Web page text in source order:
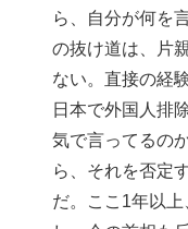
ら、自分が何を
の抜け道は、片
ない。直接の経
日本で外国人排
気で言ってるの
ら、それを否定
だ。ここ1年以